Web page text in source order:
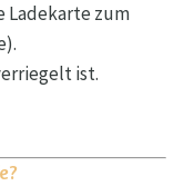
Ladekarte zum
ist.